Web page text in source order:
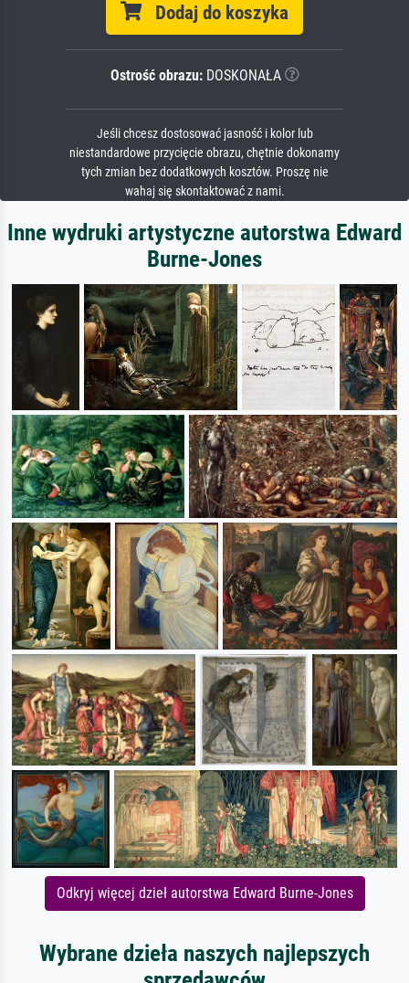
Dodaj do koszyka
Ostrość obrazu:DOSKONAŁA
Jeśli chcesz dostosować jasność i kolor lub
niestandardowe przycięcie obrazu, chętnie dokonamy
tych zmian bez dodatkowych kosztów. Proszę nie
wahaj się skontaktować z nami.
Inne wydruki artystyczne autorstwa Edward
Burne-Jones
Odkryj więcej dzieł autorstwa Edward Burne-Jones
Wybrane dzieła naszych najlepszych